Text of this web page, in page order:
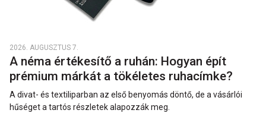
2026. AUGUSZTUS 7.
A néma értékesítő a ruhán: Hogyan épít
prémium márkát a tökéletes ruhacímke?
A divat- és textiliparban az első benyomás döntő, de a vásárlói
hűséget a tartós részletek alapozzák meg.